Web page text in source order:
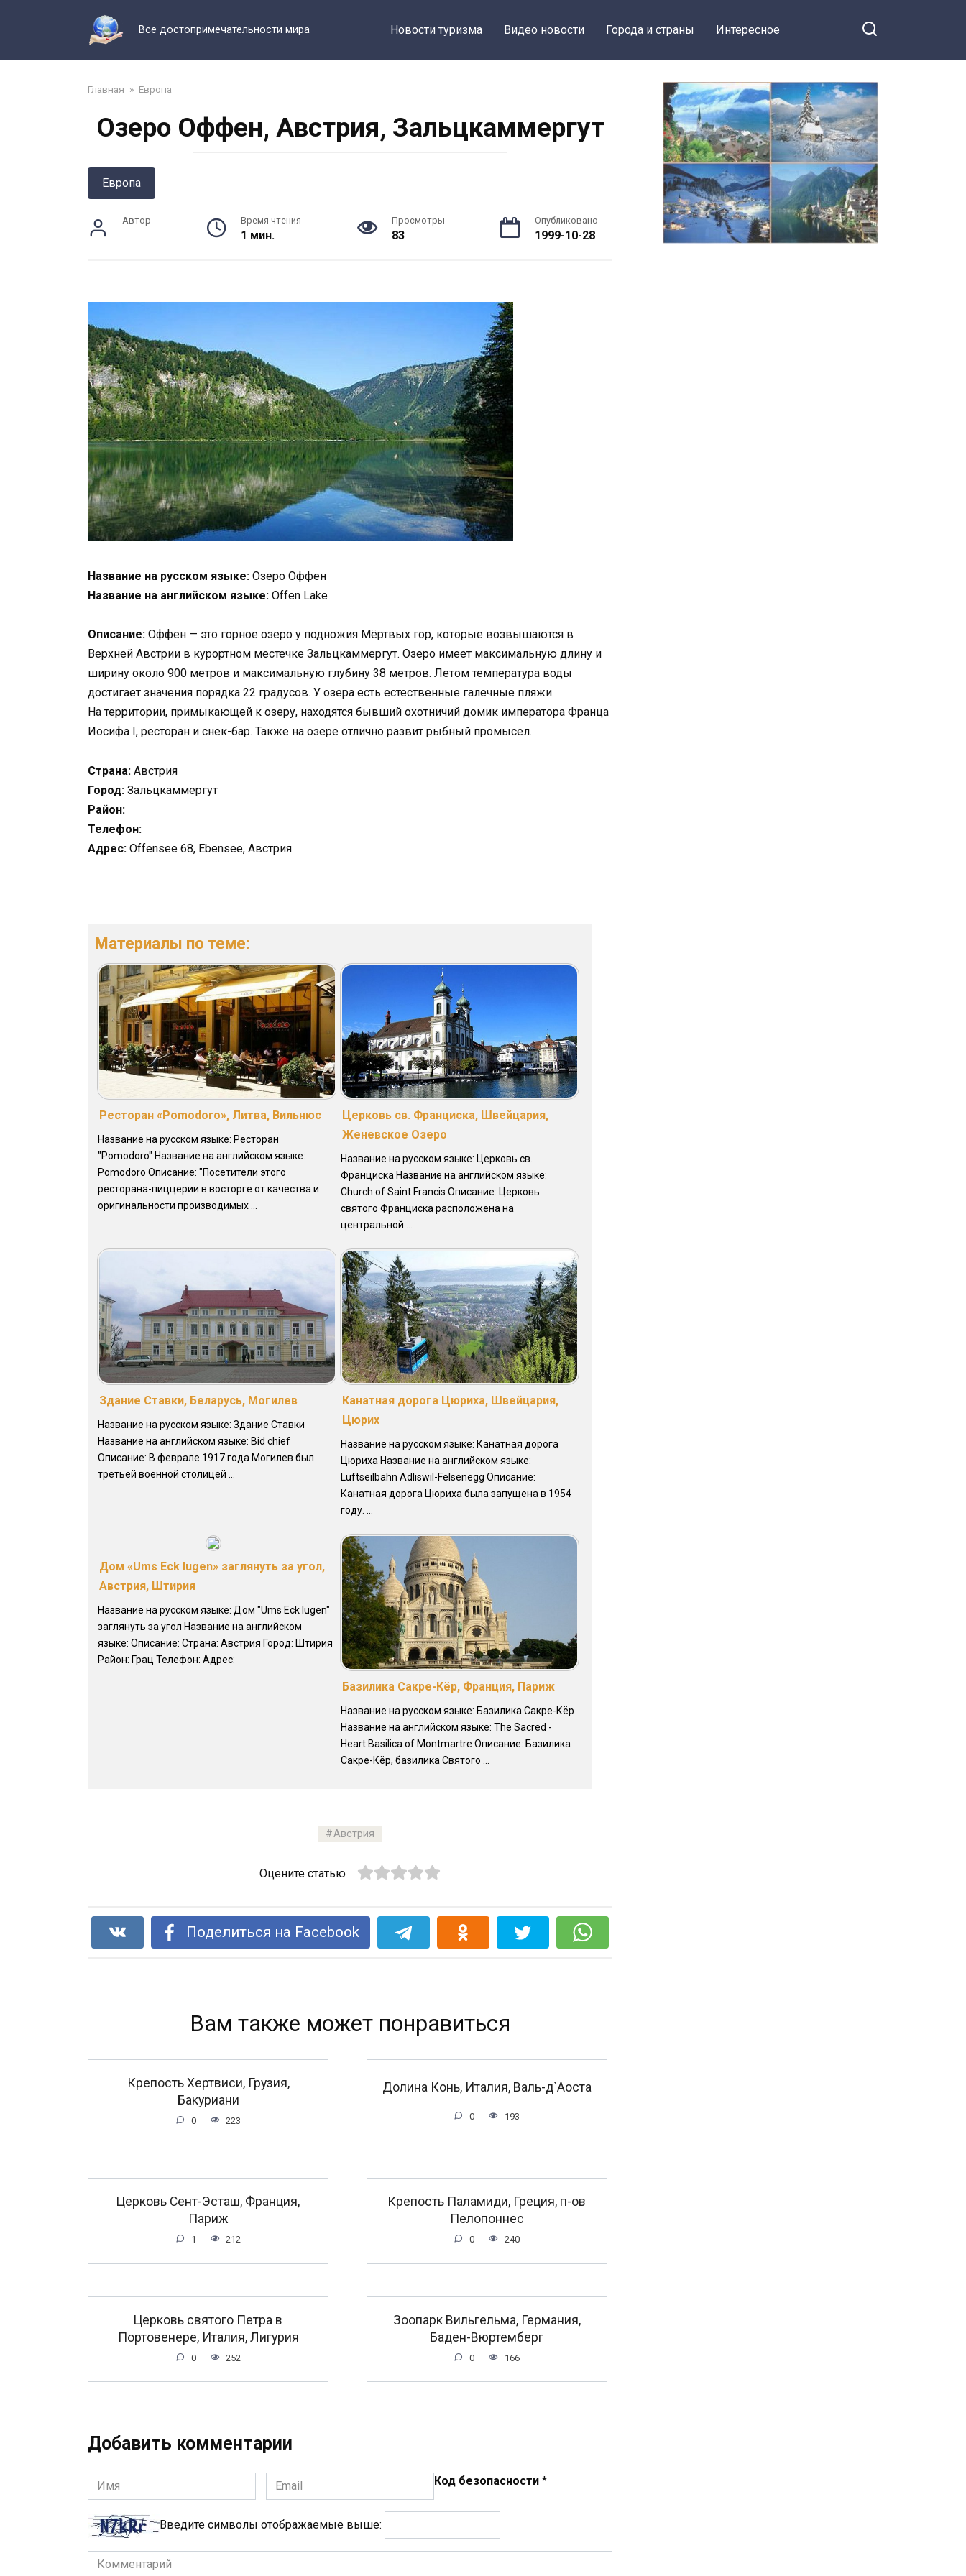
Все достопримечательности мира Новости туризма Видео новости Города и страны Интересное
Главная » Европа
Озеро Оффен, Австрия, Зальцкаммергут
Европа
Автор Время чтения
1 мин.
Просмотры
83
Опубликовано
1999-10-28
Название на русском языке: Озеро Оффен
Название на английском языке: Offen Lake
Описание: Оффен — это горное озеро у подножия Мёртвых гор, которые возвышаются в
Верхней Австрии в курортном местечке Зальцкаммергут. Озеро имеет максимальную длину и
ширину около 900 метров и максимальную глубину 38 метров. Летом температура воды
достигает значения порядка 22 градусов. У озера есть естественные галечные пляжи.
На территории, примыкающей к озеру, находятся бывший охотничий домик императора Франца
Иосифа I, ресторан и снек-бар. Также на озере отлично развит рыбный промысел.
Страна: Австрия
Город: Зальцкаммергут
Район:
Телефон:
Адрес: Offensee 68, Ebensee, Австрия
Материалы по теме:
Ресторан «Pomodoro», Литва, Вильнюс
Название на русском языке: Ресторан
"Pomodoro" Название на английском языке:
Pomodoro Описание: "Посетители этого
ресторана-пиццерии в восторге от качества и
оригинальности производимых ...
Церковь св. Франциска, Швейцария,
Женевское Озеро
Название на русском языке: Церковь св.
Франциска Название на английском языке:
Church of Saint Francis Описание: Церковь
святого Франциска расположена на
центральной ...
Здание Ставки, Беларусь, Могилев
Название на русском языке: Здание Ставки
Название на английском языке: Bid chief
Описание: В феврале 1917 года Могилев был
третьей военной столицей ...
Канатная дорога Цюриха, Швейцария,
Цюрих
Название на русском языке: Канатная дорога
Цюриха Название на английском языке:
Luftseilbahn Adliswil-Felsenegg Описание:
Канатная дорога Цюриха была запущена в 1954
году. ...
Дом «Ums Eck lugen» заглянуть за угол,
Австрия, Штирия
Название на русском языке: Дом "Ums Eck lugen"
заглянуть за угол Название на английском
языке: Описание: Страна: Австрия Город: Штирия
Район: Грац Телефон: Адрес:
Базилика Сакре-Кёр, Франция, Париж
Название на русском языке: Базилика Сакре-Кёр
Название на английском языке: The Sacred -
Heart Basilica of Montmartre Описание: Базилика
Сакре-Кёр, базилика Святого ...
Австрия
Оцените статью
Поделиться на Facebook
Вам также может понравиться
Крепость Хертвиси, Грузия,
Бакуриани
0 223
Долина Конь, Италия, Валь-д`Аоста
0 193
Церковь Сент-Эсташ, Франция,
Париж
1 212
Крепость Паламиди, Греция, п-ов
Пелопоннес
0 240
Церковь святого Петра в
Портовенере, Италия, Лигурия
0 252
Зоопарк Вильгельма, Германия,
Баден-Вюртемберг
0 166
Добавить комментарии
Имя
*
Email
*
Код безопасности *
Введите символы отображаемые выше:
Комментарий